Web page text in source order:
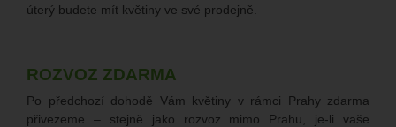
úterý budete mít květiny ve své prodejně.
ROZVOZ ZDARMA
Po předchozí dohodě Vám květiny v rámci Prahy zdarma
přivezeme – stejně jako rozvoz mimo Prahu, je-li vaše